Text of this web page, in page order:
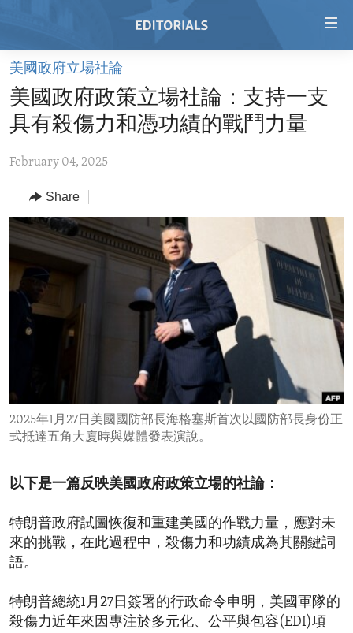
Skip
main
content
to
Navigation
Skip
to
Search
HOME
VIDEO
REGIONS
AFRICA
AMERICAS
ASIA
EUROPE
MIDDLE EAST
TOPICS
HUMAN RIGHTS
SECURITY AND DEFENSE
AID AND DEVELOPMENT
DEMOCRACY AND GOVERNANCE
ECONOMY AND TRADE
ENVIRONMENT AND HEALTH
IDEALS AND INSTITUTIONS
ARCHIVE
ABOUT US
FOLLOW US
美國政府立場社論
美國政府政策立場社論：支持一支
具有殺傷力和憑功績的戰鬥力量
February 04, 2025
Share
2025年1月27日美國國防部長海格塞斯首次以國防部長身份正
式抵達五角大廈時與媒體發表演說。
以下是一篇反映美國政府政策立場的社論：
特朗普政府試圖恢復和重建美國的作戰力量，應對未
來的挑戰，在此過程中，殺傷力和功績成為其關鍵詞
語。
特朗普總統1月27日簽署的行政命令申明，美國軍隊的
殺傷力近年來因專注於多元化、公平與包容(EDI)項